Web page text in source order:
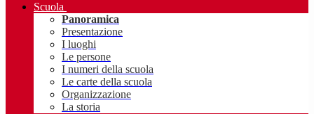
Scuola
Panoramica
Presentazione
I luoghi
Le persone
I numeri della scuola
Le carte della scuola
Organizzazione
La storia